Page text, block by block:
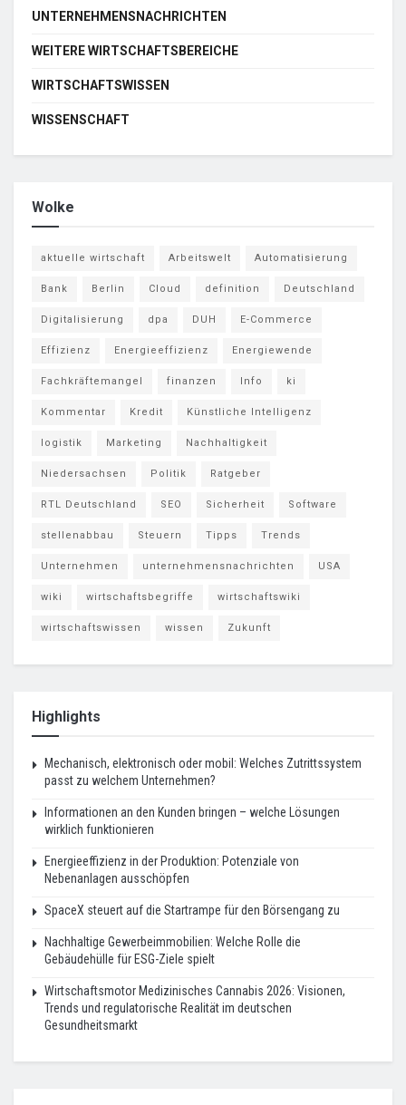
UNTERNEHMENSNACHRICHTEN
WEITERE WIRTSCHAFTSBEREICHE
WIRTSCHAFTSWISSEN
WISSENSCHAFT
Wolke
aktuelle wirtschaft Arbeitswelt Automatisierung
Bank Berlin Cloud definition Deutschland
Digitalisierung dpa DUH E-Commerce
Effizienz Energieeffizienz Energiewende
Fachkräftemangel finanzen Info ki
Kommentar Kredit Künstliche Intelligenz
logistik Marketing Nachhaltigkeit
Niedersachsen Politik Ratgeber
RTL Deutschland SEO Sicherheit Software
stellenabbau Steuern Tipps Trends
Unternehmen unternehmensnachrichten USA
wiki wirtschaftsbegriffe wirtschaftswiki
wirtschaftswissen wissen Zukunft
Highlights
Mechanisch, elektronisch oder mobil: Welches Zutrittssystem
passt zu welchem Unternehmen?
Informationen an den Kunden bringen – welche Lösungen
wirklich funktionieren
Energieeffizienz in der Produktion: Potenziale von
Nebenanlagen ausschöpfen
SpaceX steuert auf die Startrampe für den Börsengang zu
Nachhaltige Gewerbeimmobilien: Welche Rolle die
Gebäudehülle für ESG-Ziele spielt
Wirtschaftsmotor Medizinisches Cannabis 2026: Visionen,
Trends und regulatorische Realität im deutschen
Gesundheitsmarkt